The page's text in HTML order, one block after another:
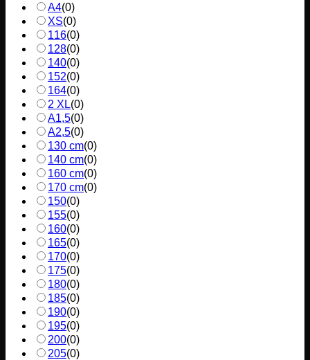
A4(0)
XS(0)
116(0)
128(0)
140(0)
152(0)
164(0)
2 XL(0)
A1,5(0)
A2,5(0)
130 cm(0)
140 cm(0)
160 cm(0)
170 cm(0)
150(0)
155(0)
160(0)
165(0)
170(0)
175(0)
180(0)
185(0)
190(0)
195(0)
200(0)
205(0)